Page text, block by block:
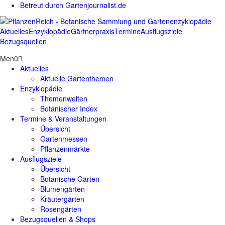
Betreut durch Gartenjournalist.de
AktuellesEnzyklopädieGärtnerpraxisTermineAusflugsziele
Bezugsquellen
Menü
Aktuelles
Aktuelle Gartenthemen
Enzyklopädie
Themenwelten
Botanischer Index
Termine & Veranstaltungen
Übersicht
Gartenmessen
Pflanzenmärkte
Ausflugsziele
Übersicht
Botanische Gärten
Blumengärten
Kräutergärten
Rosengärten
Bezugsquellen & Shops